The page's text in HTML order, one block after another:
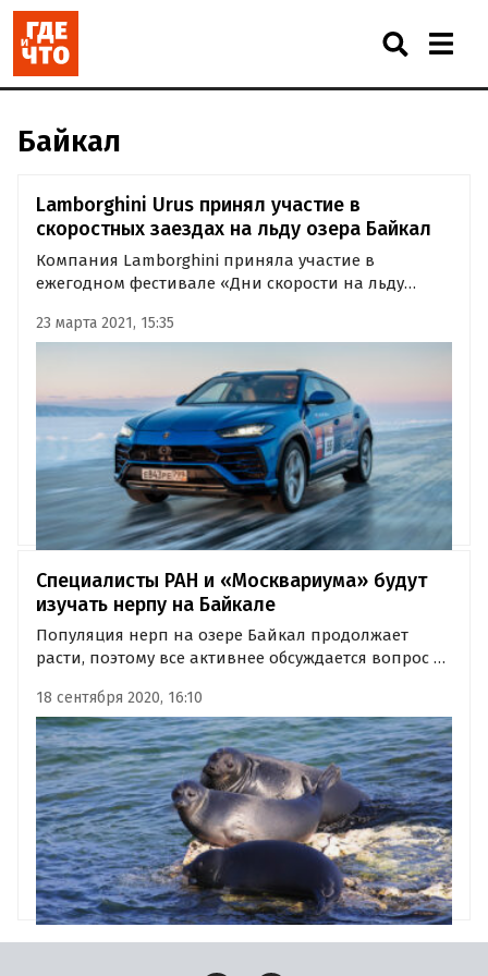
Байкал
Lamborghini Urus принял участие в
скоростных заездах на льду озера Байкал
Компания Lamborghini приняла участие в
ежегодном фестивале «Дни скорости на льду
озера Байкал. На состязании марку представлял
экстремальные испытания и показал…
23 марта 2021, 15:35
Специалисты РАН и «Москвариума» будут
изучать нерпу на Байкале
Популяция нерп на озере Байкал продолжает
расти, поэтому все активнее обсуждается вопрос о
Чтобы принять решение о необходимости
подобных действий, в Бурятию отправилась
группа ученых и экологов.
18 сентября 2020, 16:10